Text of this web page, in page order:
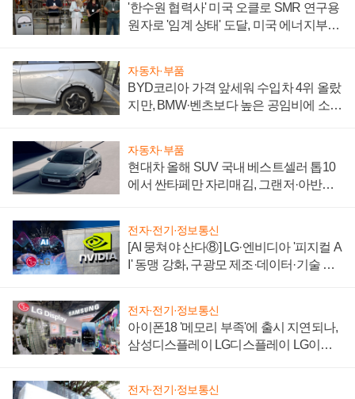
'한수원 협력사' 미국 오클로 SMR 연구용
원자로 '임계 상태' 도달, 미국 에너지부
자동차·부품
BYD코리아 가격 앞세워 수입차 4위 올랐
지만, BMW·벤츠보다 높은 공임비에 소비
자동차·부품
현대차 올해 SUV 국내 베스트셀러 톱10
에서 싼타페만 자리매김, 그랜저·아반떼
전자·전기·정보통신
[AI 뭉쳐야 산다⑧] LG·엔비디아 '피지컬 A
I' 동맹 강화, 구광모 제조·데이터·기술 결
전자·전기·정보통신
아이폰18 '메모리 부족'에 출시 지연되나,
삼성디스플레이 LG디스플레이 LG이노
전자·전기·정보통신